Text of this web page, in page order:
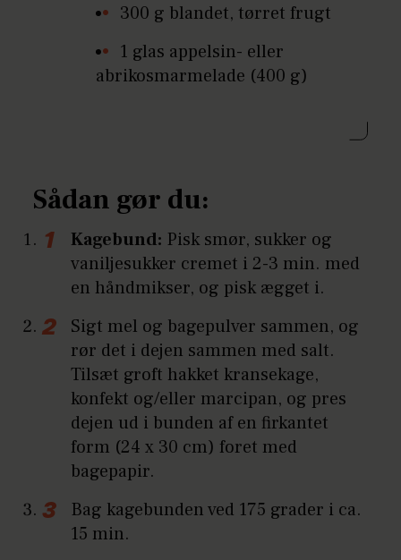
300 g blandet, tørret frugt
1 glas appelsin- eller
abrikosmarmelade (400 g)
Sådan gør du:
Kagebund: Pisk smør, sukker og
vaniljesukker cremet i 2-3 min. med
en håndmikser, og pisk ægget i.
Sigt mel og bagepulver sammen, og
rør det i dejen sammen med salt.
Tilsæt groft hakket kransekage,
konfekt og/eller marcipan, og pres
dejen ud i bunden af en firkantet
form (24 x 30 cm) foret med
bagepapir.
Bag kagebunden ved 175 grader i ca.
15 min.